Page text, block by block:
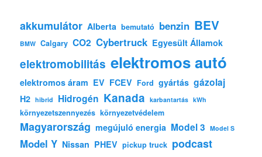
akkumulátor Alberta bemutató benzin BEV
BMW Calgary CO2 Cybertruck Egyesült Államok
elektromobilitás elektromos autó
elektromos áram EV FCEV Ford gyártás gázolaj
H2 hibrid Hidrogén Kanada karbantartás kWh
környezetszennyezés környezetvédelem
Magyarország megújuló energia Model 3 Model S
Model Y Nissan PHEV pickup truck podcast